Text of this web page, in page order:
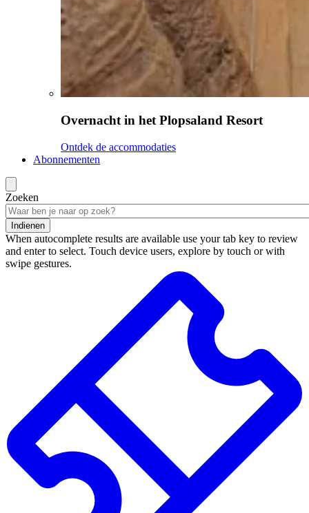
Overnacht in het Plopsaland Resort
Ontdek de accommodaties
Abonnementen
Zoeken
Indienen
When autocomplete results are available use your tab key to review
and enter to select. Touch device users, explore by touch or with
swipe gestures.